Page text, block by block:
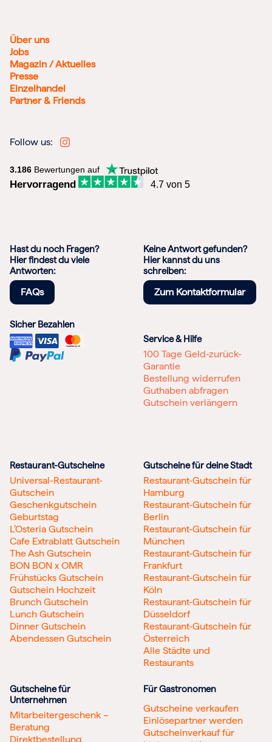
Über uns
Jobs
Magazin / Aktuelles
Presse
Einzelhandel
Partner & Friends
Follow us:
3.186 Bewertungen auf
Hervorragend 4.7 von 5
Hast du noch Fragen?
Hier findest du viele
Antworten:
FAQs
Keine Antwort gefunden?
Hier kannst du uns
schreiben:
Zum Kontaktformular
Sicher Bezahlen
Service & Hilfe
100 Tage Geld-zurück-
Garantie
Bestellung widerrufen
Guthaben abfragen
Gutschein verlängern
Restaurant-Gutscheine
Universal-Restaurant-
Gutschein
Geschenkgutschein
Geburtstag
L’Osteria Gutschein
Cafe Extrablatt Gutschein
The Ash Gutschein
BON BON x OMR
Frühstücks Gutschein
Gutschein Hochzeit
Brunch Gutschein
Lunch Gutschein
Dinner Gutschein
Abendessen Gutschein
Gutscheine für deine Stadt
Restaurant-Gutschein für
Hamburg
Restaurant-Gutschein für
Berlin
Restaurant-Gutschein für
München
Restaurant-Gutschein für
Frankfurt
Restaurant-Gutschein für
Köln
Restaurant-Gutschein für
Düsseldorf
Restaurant-Gutschein für
Österreich
Alle Städte und
Restaurants
Gutscheine für
Unternehmen
Mitarbeitergeschenk –
Beratung
Direktbestellung
Für Gastronomen
Gutscheine verkaufen
Einlösepartner werden
Gutscheinverkauf für